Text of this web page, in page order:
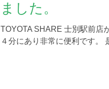
ました。
TOYOTA SHARE 士別駅前店
４分にあり非常に便利です。